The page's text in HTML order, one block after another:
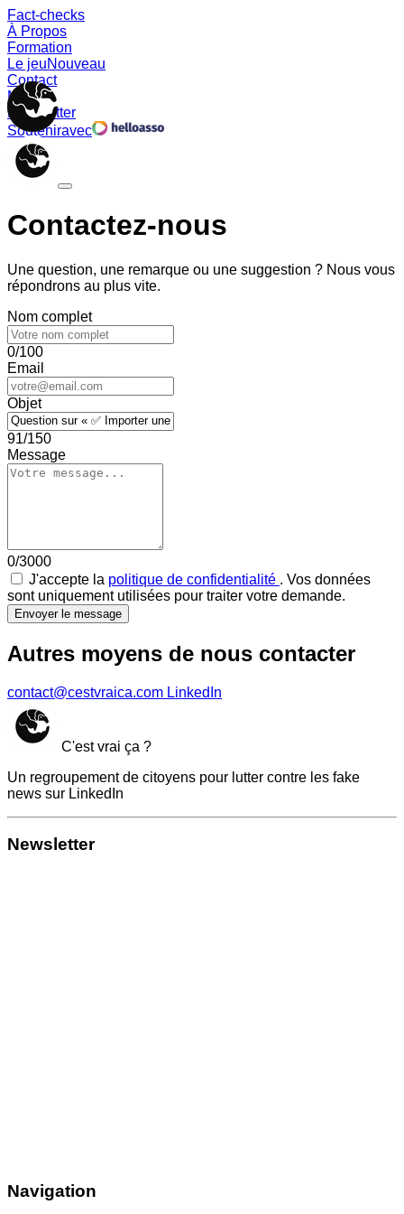
Fact-checks
À Propos
Formation
Le jeuNouveau
Contact
Memes
Newsletter
Souteniravec
Contactez-nous
Une question, une remarque ou une suggestion ? Nous vous
répondrons au plus vite.
Nom complet
0/100
Email
Objet
91/150
Message
0/3000
J'accepte la politique de confidentialité . Vos données
sont uniquement utilisées pour traiter votre demande.
Envoyer le message
Autres moyens de nous contacter
contact@cestvraica.com LinkedIn
C'est vrai ça ?
Un regroupement de citoyens pour lutter contre les fake
news sur LinkedIn
Newsletter
Navigation